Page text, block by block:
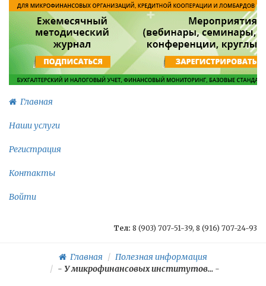
Главная
Наши услуги
Регистрация
Контакты
Войти
Тел: 8 (903) 707-51-39, 8 (916) 707-24-93
Главная
Полезная информация
- У микрофинансовых институтов...-